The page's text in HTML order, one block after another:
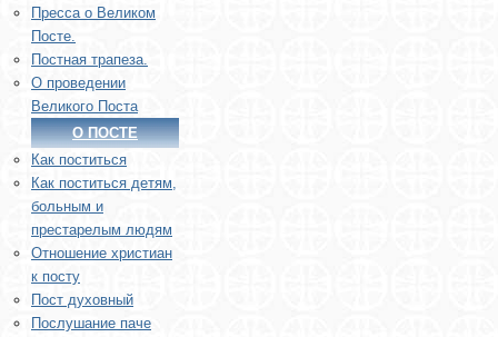
Пресса о Великом
Посте.
Постная трапеза.
О проведении
Великого Поста
О ПОСТЕ
Как поститься
Как поститься детям,
больным и
престарелым людям
Отношение христиан
к посту
Пост духовный
Послушание паче